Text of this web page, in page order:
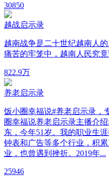
30850
越战启示录
越南战争是二十世纪越南人
痛苦的牢笼中，越南人民究
822.9万
养老启示录
饭小圈幸福说#养老启示录，
圈幸福说养老启示录主播介
东，今年51岁。我的职业生
钟表和广告等多个行业，积
业，也曾遇到挫折。2019年...
25946